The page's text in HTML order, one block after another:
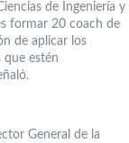
de Ingeniería y
formar 20 coach de
de aplicar los
estén
General de la